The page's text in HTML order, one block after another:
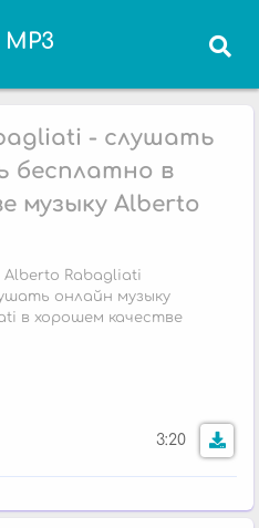
- слушать
бесплатно в
музыку Alberto
Rabagliati
онлайн музыку
в хорошем качестве
3:20